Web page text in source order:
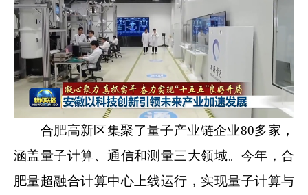
合肥高新区集聚了量子产业链企业80多家，
涵盖量子计算、通信和测量三大领域。今年，合
肥量超融合计算中心上线运行，实现量子计算与